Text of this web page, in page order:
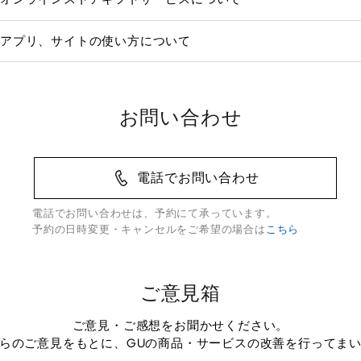
アプリ、サイトの使い方について
お問い合わせ
電話でお問い合わせ
電話でお問い合わせは、予約にて承っています。
予約の日時変更・キャンセルをご希望の場合は こちら
ご意見箱
ご意見・ご感想をお聞かせください。
のご意見をもとに、GUの商品・サービスの改善を行ってまい